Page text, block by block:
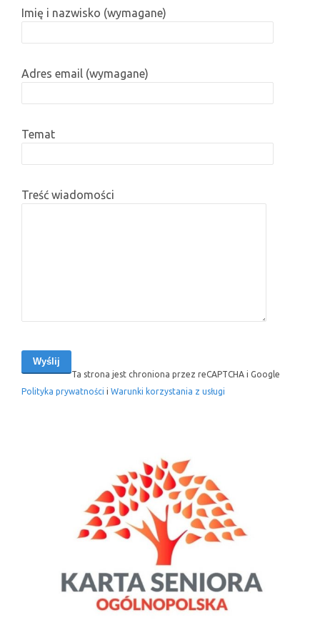
Imię i nazwisko (wymagane)
Adres email (wymagane)
Temat
Treść wiadomości
Ta strona jest chroniona przez reCAPTCHA i Google
Polityka prywatności i Warunki korzystania z usługi